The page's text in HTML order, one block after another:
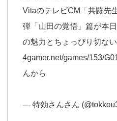
VitaのテレビCM「共闘先
弾「山田の覚悟」篇が本
の魅力とちょっぴり切な
4gamer.net/games/153/
んから
— 特効さんさん